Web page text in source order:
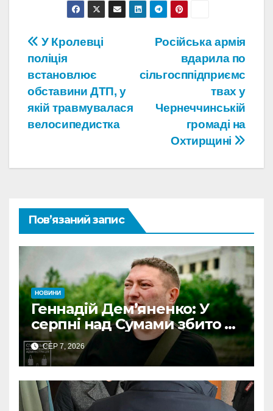
Навігація
записів
Російська армія
вдарила по
сільгосппідприємс
твах у
Чернеччинській
громаді на
Охтирщині
У Кролевці
поліція
встановлює
обставини ДТП, у
якій травмувалася
велосипедистка
Пов’язаний запис
НОВИНИ
Геннадій Дем’яненко: У
серпні над Сумами збито 6
КАБів
СЕР 7, 2026